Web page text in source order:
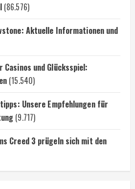
(86.576)
Aktuelle Informationen und
Casinos und Glücksspiel:
(15.540)
Unsere Empfehlungen für
(9.717)
Creed 3 prügeln sich mit den